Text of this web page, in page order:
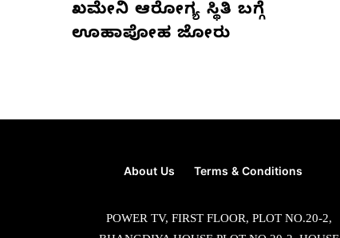
ಖಮೇನಿ ಆರೋಗ್ಯ ಸ್ಥಿತಿ ಬಗ್ಗೆ
ಊಹಾಪೋಹ ಜೋರು
About Us Terms & Conditions
POWER TV, FIRST FLOOR, PLOT NO.20-2,